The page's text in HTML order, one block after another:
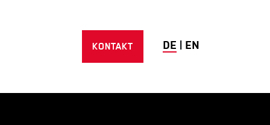
KONTAKT DE EN